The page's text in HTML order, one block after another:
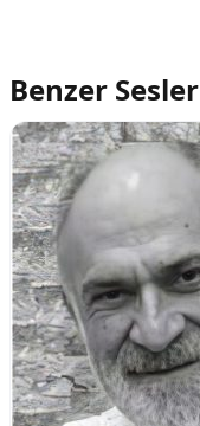
Benzer Sesler